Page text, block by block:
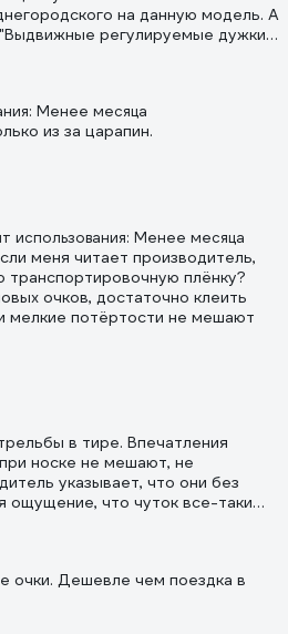
на данную модель. А
регулируемые дужки
дужек (см. фото).
Менее месяца
из за царапин.
использования: Менее месяца
меня читает производитель,
плёнку?
очков, достаточно клеить
мелкие потёртости не мешают
в тире. Впечатления
носке не мешают, не
указывает, что они без
ощущение, что чуток все-таки
образе не хочу записать в минус,
очень быстро, хотя после
в заводской упаковке. Благо,
- выкинул, взял новые.
досок электрорубанком. Свою
очки. Дешевле чем поездка в